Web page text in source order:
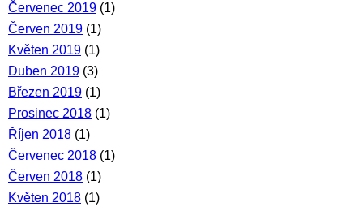
Červenec 2019 (1)
Červen 2019 (1)
Květen 2019 (1)
Duben 2019 (3)
Březen 2019 (1)
Prosinec 2018 (1)
Říjen 2018 (1)
Červenec 2018 (1)
Červen 2018 (1)
Květen 2018 (1)